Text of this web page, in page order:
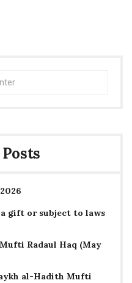
gift or subject to laws
Radaul Haq (May
al-Hadith Mufti